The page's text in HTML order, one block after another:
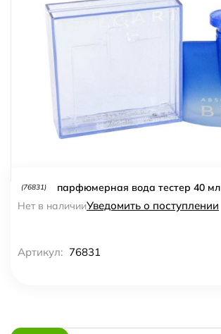
(76831)
парфюмерная вода тестер 40 мл
Нет в наличииУведомить о поступлении
Артикул: 76831